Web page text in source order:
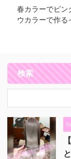
春カラーでピ
ウカラーで作る
検索